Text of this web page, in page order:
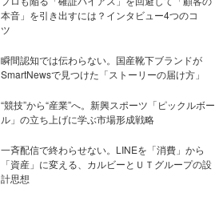
本音」を引き出すには？インタビュー4つのコ
ツ
瞬間認知では伝わらない。国産靴下ブランドが
SmartNewsで見つけた「ストーリーの届け方」
“競技”から“産業”へ。新興スポーツ「ピックルボー
ル」の立ち上げに学ぶ市場形成戦略
一斉配信で終わらせない。LINEを「消費」から
「資産」に変える、カルビーとＵＴグループの設
計思想